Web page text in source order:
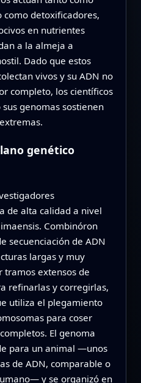
detoxificadores,
en nutrientes
a la almeja a
Dado que estos
vivos y su ADN no
completo, los científicos
genomas sostienen
genético
de alta calidad a nivel
Combinóron
secuenciación de ADN
largas y muy
tramos extensos de
refinarlas y corregirlas,
utiliza el plegamiento
para coser
El genoma
para un animal —unos
de ADN, comparable o
y se organizó en